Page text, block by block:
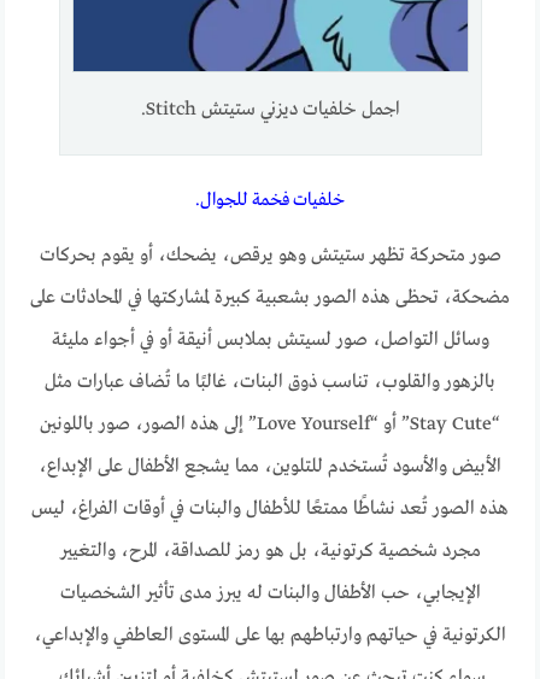
اجمل خلفيات ديزني ستيتش Stitch.
خلفيات فخمة للجوال.
صور متحركة تظهر ستيتش وهو يرقص، يضحك، أو يقوم بحركات
مضحكة، تحظى هذه الصور بشعبية كبيرة لمشاركتها في المحادثات على
وسائل التواصل، صور لسيتش بملابس أنيقة أو في أجواء مليئة
بالزهور والقلوب، تناسب ذوق البنات، غالبًا ما تُضاف عبارات مثل
“Stay Cute” أو “Love Yourself” إلى هذه الصور، صور باللونين
الأبيض والأسود تُستخدم للتلوين، مما يشجع الأطفال على الإبداع،
هذه الصور تُعد نشاطًا ممتعًا للأطفال والبنات في أوقات الفراغ، ليس
مجرد شخصية كرتونية، بل هو رمز للصداقة، المرح، والتغيير
الإيجابي، حب الأطفال والبنات له يبرز مدى تأثير الشخصيات
الكرتونية في حياتهم وارتباطهم بها على المستوى العاطفي والإبداعي،